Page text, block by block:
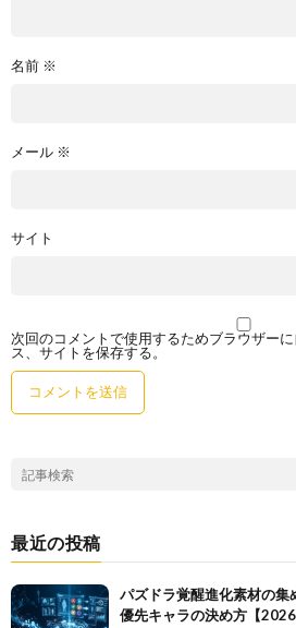
名前 ※
メール ※
サイト
次回のコメントで使用するためブラウザー
ス、サイトを保存する。
最近の投稿
パズドラ覚醒進化素材の集
優先キャラの決め方【2026